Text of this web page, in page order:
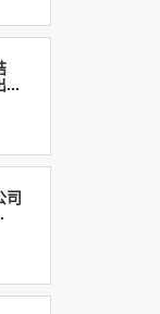
...
司